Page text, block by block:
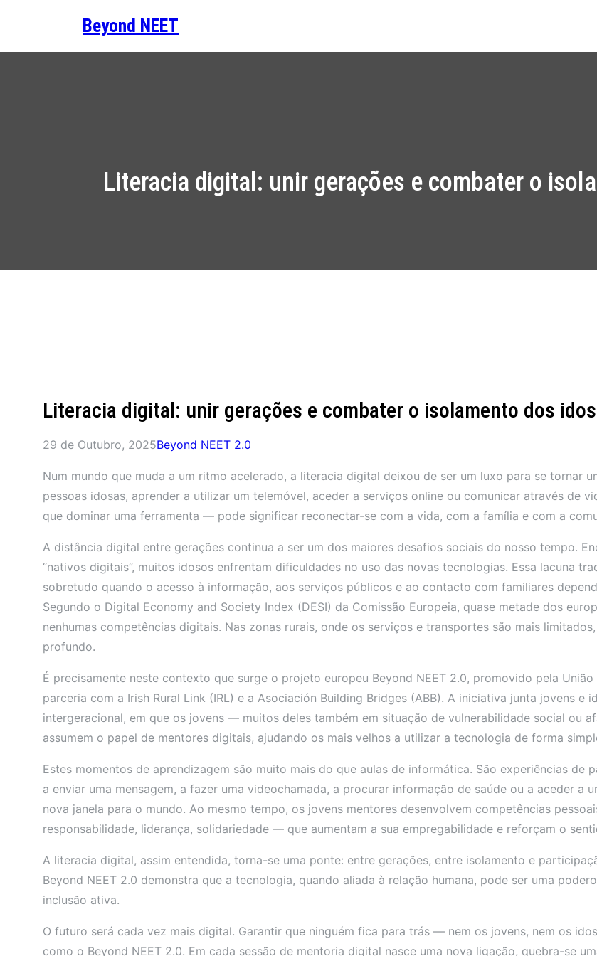
o
Beyond NEET
Literacia digital: unir gerações e combater o
Literacia digital: unir gerações e combater o isolamento dos
29 de Outubro, 2025Beyond NEET 2.0
Num mundo que muda a um ritmo acelerado, a literacia digital deixou de ser um luxo para se tornar
pessoas idosas, aprender a utilizar um telemóvel, aceder a serviços online ou comunicar através de
que dominar uma ferramenta — pode significar reconectar-se com a vida, com a família e com a
A distância digital entre gerações continua a ser um dos maiores desafios sociais do nosso tempo.
“nativos digitais”, muitos idosos enfrentam dificuldades no uso das novas tecnologias. Essa lacuna
sobretudo quando o acesso à informação, aos serviços públicos e ao contacto com familiares
Segundo o Digital Economy and Society Index (DESI) da Comissão Europeia, quase metade dos
nenhumas competências digitais. Nas zonas rurais, onde os serviços e transportes são mais
profundo.
É precisamente neste contexto que surge o projeto europeu Beyond NEET 2.0, promovido pela
parceria com a Irish Rural Link (IRL) e a Asociación Building Bridges (ABB). A iniciativa junta jovens e
intergeracional, em que os jovens — muitos deles também em situação de vulnerabilidade social ou
assumem o papel de mentores digitais, ajudando os mais velhos a utilizar a tecnologia de forma
Estes momentos de aprendizagem são muito mais do que aulas de informática. São experiências de
a enviar uma mensagem, a fazer uma videochamada, a procurar informação de saúde ou a aceder a
nova janela para o mundo. Ao mesmo tempo, os jovens mentores desenvolvem competências
responsabilidade, liderança, solidariedade — que aumentam a sua empregabilidade e reforçam o
A literacia digital, assim entendida, torna-se uma ponte: entre gerações, entre isolamento e
Beyond NEET 2.0 demonstra que a tecnologia, quando aliada à relação humana, pode ser uma
inclusão ativa.
O futuro será cada vez mais digital. Garantir que ninguém fica para trás — nem os jovens, nem os
como o Beyond NEET 2.0. Em cada sessão de mentoria digital nasce uma nova ligação, quebra-se